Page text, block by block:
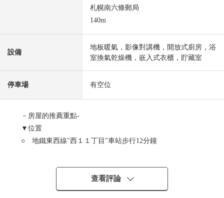
札幌南六條郵局
140m
設備
地板暖氣，影像對講機，開放式廚房，浴
室換氣乾燥機，嵌入式衣櫃，貯藏室
停車場 有空位
－房屋的推薦重點-
▼位置
○ 地鐵東西線"西１１丁目"車站步行12分鐘
○ 超市的生活便利設施在步行7分鐘的範圍以內分散地存
查看評論